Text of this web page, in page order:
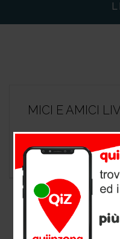
MICI E AMICI
negozio animali a